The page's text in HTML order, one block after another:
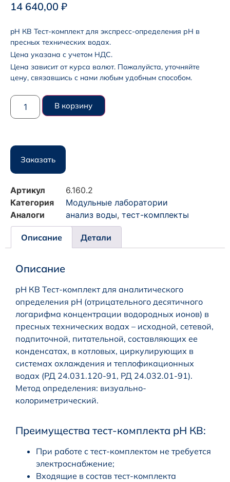
14 640,00 ₽
pH КВ Тест-комплект для экспресс-определения рН в
пресных технических водах.
Цена указана с учетом НДС.
Цена зависит от курса валют. Пожалуйста, уточняйте
цену, связавшись с нами любым удобным способом.
В корзину
Заказать
Артикул
6.160.2
Категория
Модульные лаборатории
Аналоги
анализ воды, тест-комплекты
Описание Детали
Описание
pH КВ Тест-комплект для аналитического
определения рН (отрицательного десятичного
логарифма концентрации водородных ионов) в
пресных технических водах – исходной, сетевой,
подпиточной, питательной, составляющих ее
конденсатах, в котловых, циркулирующих в
системах охлаждения и теплофикационных
водах (РД 24.031.120-91, РД 24.032.01-91).
Метод определения: визуально-
колориметрический.
Преимущества тест-комплекта pH КВ:
При работе с тест-комплектом не требуется
электроснабжение;
Входящие в состав тест-комплекта